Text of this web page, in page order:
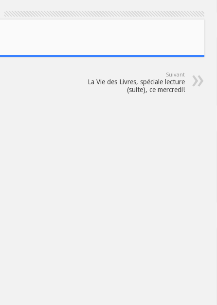
Suivant
La Vie des Livres, spéciale lecture
(suite), ce mercredi!